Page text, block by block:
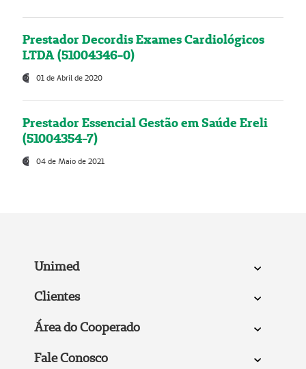
Prestador Decordis Exames Cardiológicos
LTDA (51004346-0)
01 de Abril de 2020
Prestador Essencial Gestão em Saúde Ereli
(51004354-7)
04 de Maio de 2021
Unimed
Clientes
Área do Cooperado
Fale Conosco